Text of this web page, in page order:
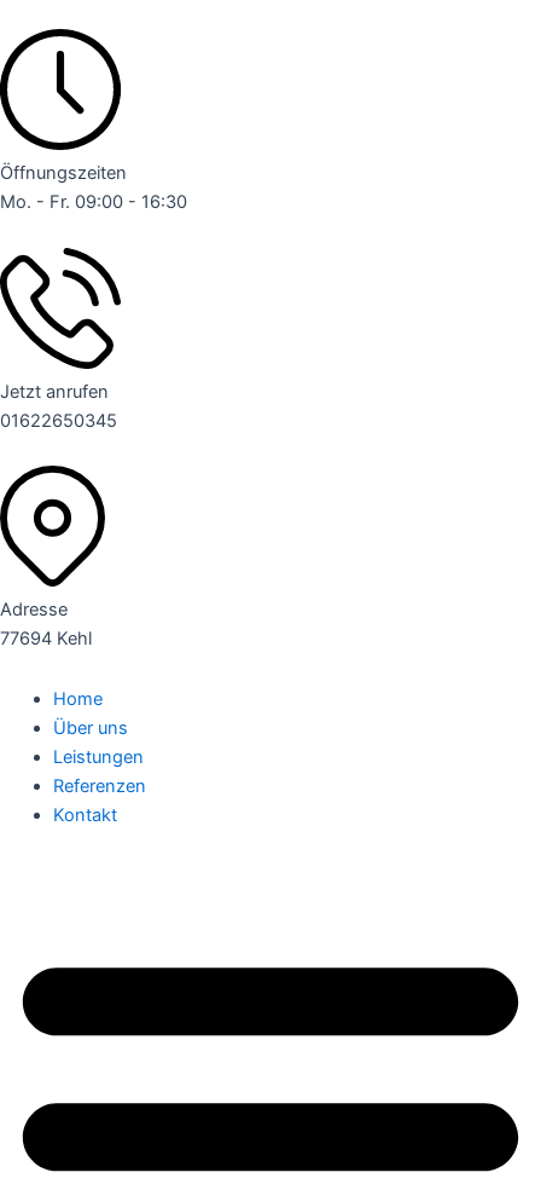
Inhalt
springen
Öffnungszeiten
Mo. - Fr. 09:00 - 16:30
Jetzt anrufen
01622650345
Adresse
77694 Kehl
Home
Über uns
Leistungen
Referenzen
Kontakt